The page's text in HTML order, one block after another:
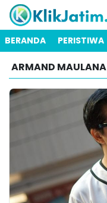
BERANDA PERISTIWA
ARMAND MAULANA